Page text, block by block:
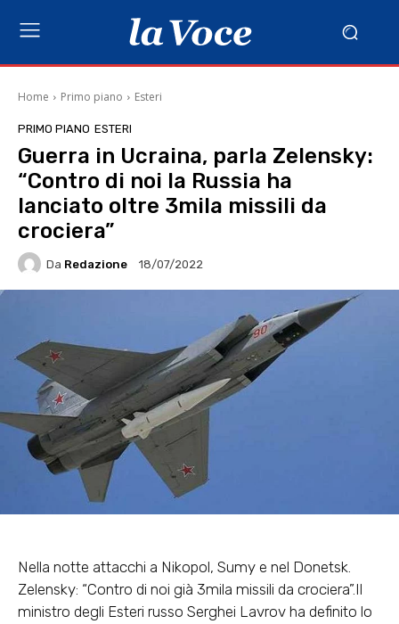
Home Primo piano Esteri
PRIMO PIANO ESTERI
Guerra in Ucraina, parla Zelensky:
“Contro di noi la Russia ha
lanciato oltre 3mila missili da
crociera”
Da Redazione 18/07/2022
Nella notte attacchi a Nikopol, Sumy e nel Donetsk.
Zelensky: “Contro di noi già 3mila missili da crociera”.Il
ministro degli Esteri russo Serghei Lavrov ha definito lo